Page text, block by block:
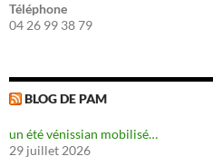
Téléphone
04 26 99 38 79
BLOG DE PAM
un été vénissian mobilisé…
29 juillet 2026